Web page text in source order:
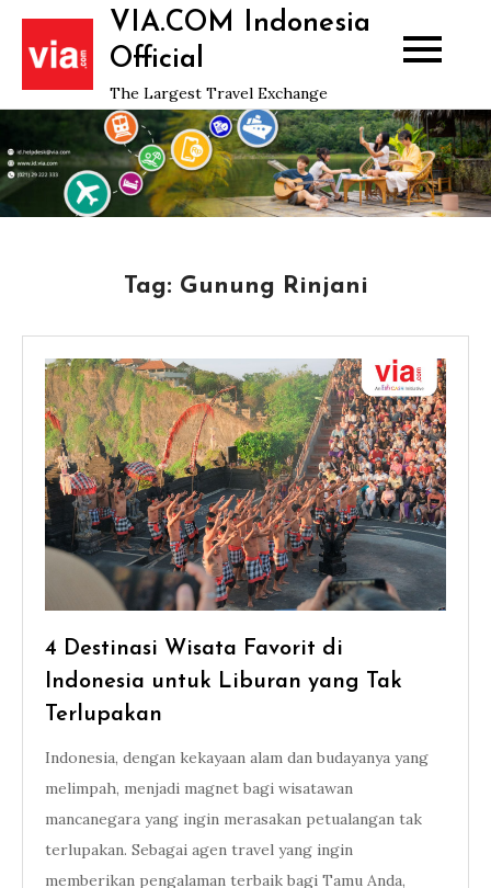
Skip
content
VIA.COM Indonesia
Official
The Largest Travel Exchange
Tag: Gunung Rinjani
4 Destinasi Wisata Favorit di
Indonesia untuk Liburan yang Tak
Terlupakan
Indonesia, dengan kekayaan alam dan budayanya yang
melimpah, menjadi magnet bagi wisatawan
mancanegara yang ingin merasakan petualangan tak
terlupakan. Sebagai agen travel yang ingin
memberikan pengalaman terbaik bagi Tamu Anda,